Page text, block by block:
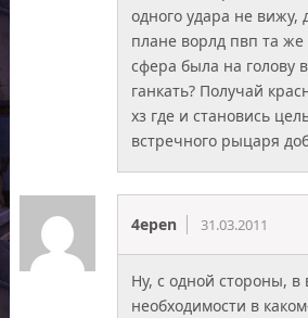
одного удара не вижу,
плане ворлд пвп та же
сфера была на
ганкать? Получай
хз где и становись
встречного рыцаря
4epen 31.03.2011
Ну, с одной стороны, в
необходимости в